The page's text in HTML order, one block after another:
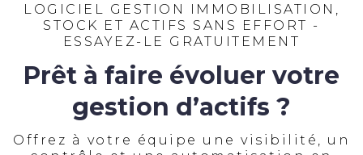
LOGICIEL GESTION IMMOBILISATION,
STOCK ET ACTIFS SANS EFFORT -
ESSAYEZ-LE GRATUITEMENT
Prêt à faire évoluer votre
gestion d’actifs ?
Offrez à votre équipe une visibilité, un